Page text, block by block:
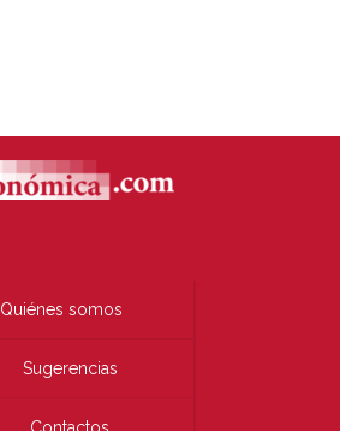
Quiénes somos
Sugerencias